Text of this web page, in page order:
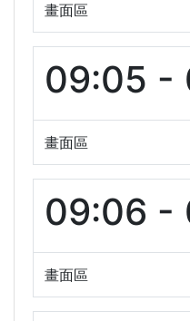
畫面區
09:05 -
畫面區
09:06 -
畫面區